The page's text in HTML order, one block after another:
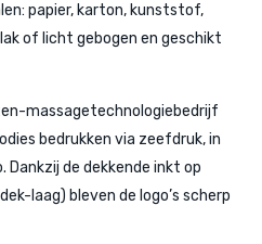
papier, karton, kunststof,
of licht gebogen en geschikt
massagetechnologiebedrijf
bedrukken via zeefdruk, in
Dankzij de dekkende inkt op
laag) bleven de logo’s scherp